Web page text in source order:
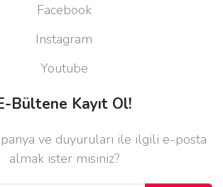
Facebook
Instagram
Youtube
Bültene Kayıt Ol!
ve duyuruları ile ilgili e-posta
almak ister misiniz?